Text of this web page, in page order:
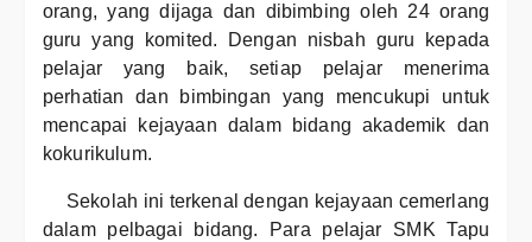
orang, yang dijaga dan dibimbing oleh 24 orang
guru yang komited. Dengan nisbah guru kepada
pelajar yang baik, setiap pelajar menerima
perhatian dan bimbingan yang mencukupi untuk
mencapai kejayaan dalam bidang akademik dan
kokurikulum.
Sekolah ini terkenal dengan kejayaan cemerlang
dalam pelbagai bidang. Para pelajar SMK Tapu